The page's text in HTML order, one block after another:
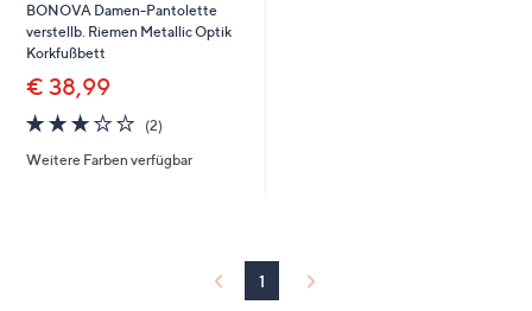
BONOVA Damen-Pantolette
verstellb. Riemen Metallic Optik
Korkfußbett
€ 38,99
3.0
von
5
(2)2
Weitere Farben verfügbar
1